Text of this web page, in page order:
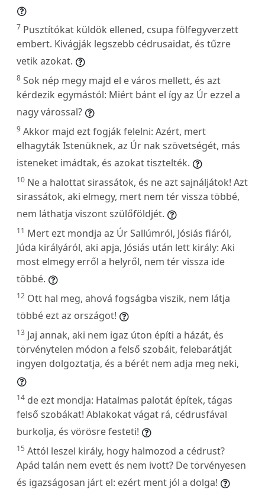
7 Pusztítókat küldök ellened, csupa fölfegyverzett
embert. Kivágják legszebb cédrusaidat, és tűzre
vetik azokat.
8 Sok nép megy majd el e város mellett, és azt
kérdezik egymástól: Miért bánt el így az Úr ezzel a
nagy várossal?
9 Akkor majd ezt fogják felelni: Azért, mert
elhagyták Istenüknek, az Úr nak szövetségét, más
isteneket imádtak, és azokat tisztelték.
10 Ne a halottat sirassátok, és ne azt sajnáljátok! Azt
sirassátok, aki elmegy, mert nem tér vissza többé,
nem láthatja viszont szülőföldjét.
11 Mert ezt mondja az Úr Sallúmról, Jósiás fiáról,
Júda királyáról, aki apja, Jósiás után lett király: Aki
most elmegy erről a helyről, nem tér vissza ide
többé.
12 Ott hal meg, ahová fogságba viszik, nem látja
többé ezt az országot!
13 Jaj annak, aki nem igaz úton építi a házát, és
törvénytelen módon a felső szobáit, felebarátját
ingyen dolgoztatja, és a bérét nem adja meg neki,
14 de ezt mondja: Hatalmas palotát építek, tágas
felső szobákat! Ablakokat vágat rá, cédrusfával
burkolja, és vörösre festeti!
15 Attól leszel király, hogy halmozod a cédrust?
Apád talán nem evett és nem ivott? De törvényesen
és igazságosan járt el: ezért ment jól a dolga!